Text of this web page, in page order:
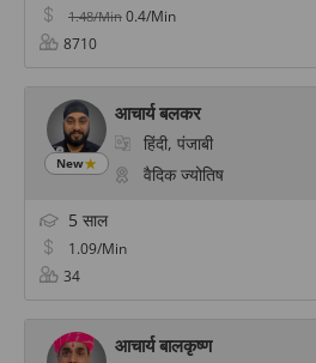
1.48/Min 0.4/Min
8710
New
आचार्य बलकर
हिंदी, पंजाबी
वैदिक ज्योतिष
5 साल
1.09/Min
34
आचार्य बालकृष्ण